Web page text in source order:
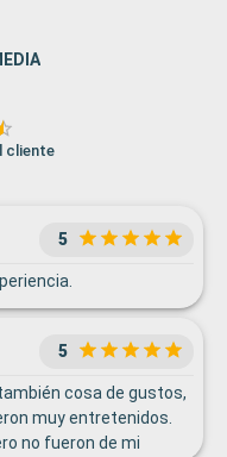
cliente
5
5
cosa de gustos,
muy entretenidos.
no fueron de mi